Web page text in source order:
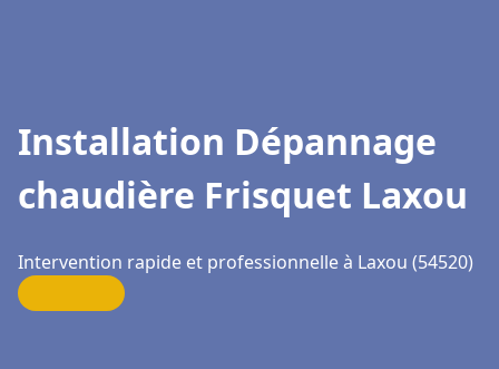
Installation Dépannage
chaudière Frisquet Laxou
Intervention rapide et professionnelle à Laxou (54520)